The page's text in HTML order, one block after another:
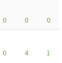
0 0
0
0 4
1